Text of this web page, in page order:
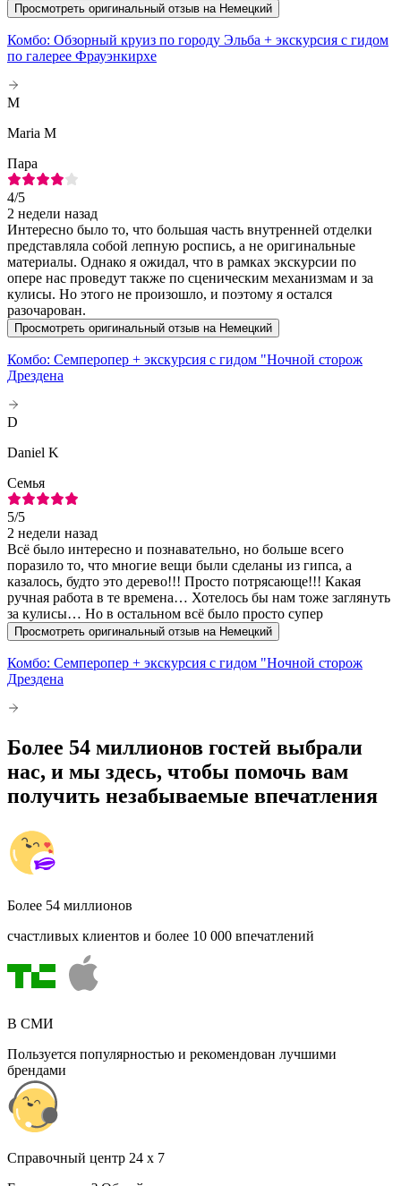
Просмотреть оригинальный отзыв на Немецкий
Комбо: Обзорный круиз по городу Эльба + экскурсия с гидом
по галерее Фрауэнкирхе
M
Maria M
Пара
4/5
2 недели назад
Интересно было то, что большая часть внутренней отделки
представляла собой лепную роспись, а не оригинальные
материалы. Однако я ожидал, что в рамках экскурсии по
опере нас проведут также по сценическим механизмам и за
кулисы. Но этого не произошло, и поэтому я остался
разочарован.
Просмотреть оригинальный отзыв на Немецкий
Комбо: Семперопер + экскурсия с гидом "Ночной сторож
Дрездена
D
Daniel K
Семья
5/5
2 недели назад
Всё было интересно и познавательно, но больше всего
поразило то, что многие вещи были сделаны из гипса, а
казалось, будто это дерево!!! Просто потрясающе!!! Какая
ручная работа в те времена… Хотелось бы нам тоже заглянуть
за кулисы… Но в остальном всё было просто супер
Просмотреть оригинальный отзыв на Немецкий
Комбо: Семперопер + экскурсия с гидом "Ночной сторож
Дрездена
Более 54 миллионов гостей выбрали
нас, и мы здесь, чтобы помочь вам
получить незабываемые впечатления
Более 54 миллионов
счастливых клиентов и более 10 000 впечатлений
В СМИ
Пользуется популярностью и рекомендован лучшими
брендами
Cправочный центр 24 x 7